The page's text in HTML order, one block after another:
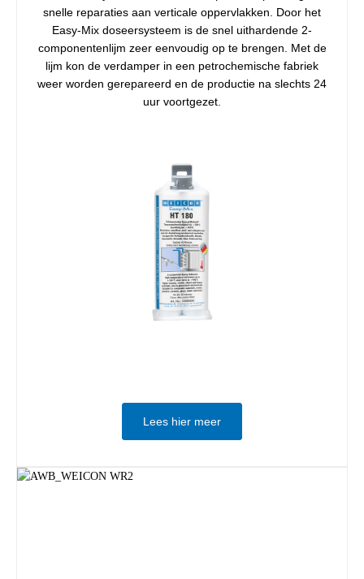
snelle reparaties aan verticale oppervlakken. Door het
Easy-Mix doseersysteem is de snel uithardende 2-
componentenlijm zeer eenvoudig op te brengen. Met de
lijm kon de verdamper in een petrochemische fabriek
weer worden gerepareerd en de productie na slechts 24
uur voortgezet.
Lees hier meer